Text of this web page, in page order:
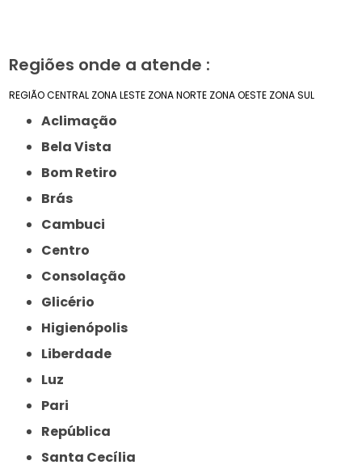
Regiões onde a atende :
REGIÃO CENTRAL ZONA LESTE ZONA NORTE ZONA OESTE ZONA SUL
Aclimação
Bela Vista
Bom Retiro
Brás
Cambuci
Centro
Consolação
Glicério
Higienópolis
Liberdade
Luz
Pari
República
Santa Cecília